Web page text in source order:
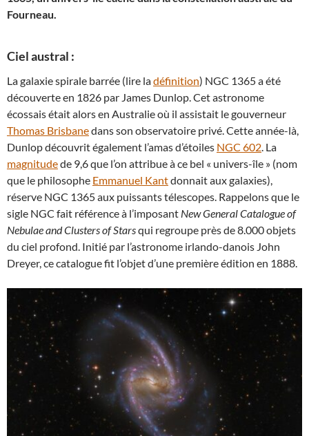
Fourneau.
Ciel austral :
La galaxie spirale barrée (lire ladéfinition) NGC 1365 a été
découverte en 1826 par James Dunlop. Cet astronome
écossais était alors en Australie où il assistait le gouverneur
Thomas Brisbanedans son observatoire privé. Cette année-là,
Dunlop découvrit également l’amas d’étoiles NGC 602. La
magnitudede 9,6 que l’on attribue à ce bel « univers-île » (nom
que le philosophe Emmanuel Kantdonnait aux galaxies),
réserve NGC 1365 aux puissants télescopes. Rappelons que le
sigle NGC fait référence à l’imposant New General Catalogue of
Nebulae and Clusters of Starsqui regroupe près de 8.000 objets
du ciel profond. Initié par l’astronome irlando-danois John
Dreyer, ce catalogue fit l’objet d’une première édition en 1888.